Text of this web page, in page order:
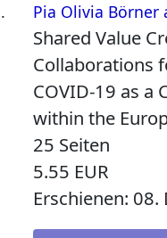
Pia Olivia Börner
Shared Value
Collaborations
COVID-19 as a
within the
25 Seiten
5.55 EUR
Erschienen: